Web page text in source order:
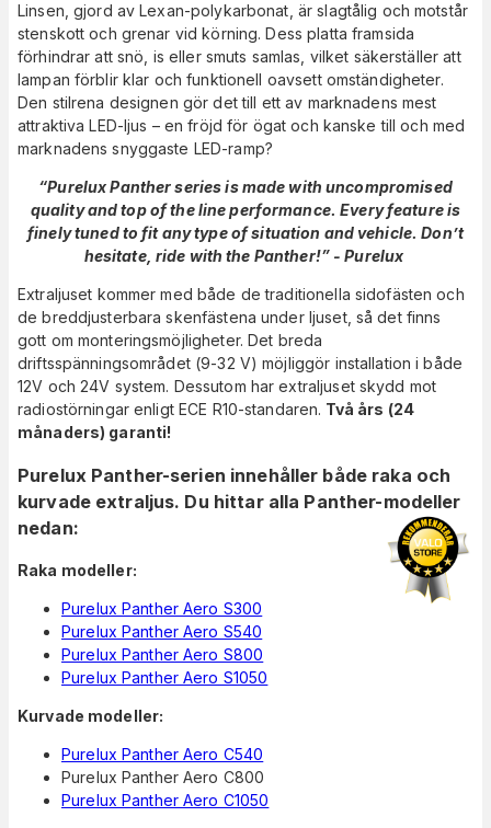
Linsen, gjord av Lexan-polykarbonat, är slagtålig och motstår
stenskott och grenar vid körning. Dess platta framsida
förhindrar att snö, is eller smuts samlas, vilket säkerställer att
lampan förblir klar och funktionell oavsett omständigheter.
Den stilrena designen gör det till ett av marknadens mest
attraktiva LED-ljus – en fröjd för ögat och kanske till och med
marknadens snyggaste LED-ramp?
“Purelux Panther series is made with uncompromised
quality and top of the line performance. Every feature is
finely tuned to fit any type of situation and vehicle. Don’t
hesitate, ride with the Panther!” - Purelux
Extraljuset kommer med både de traditionella sidofästen och
de breddjusterbara skenfästena under ljuset, så det finns
gott om monteringsmöjligheter. Det breda
driftsspänningsområdet (9-32 V) möjliggör installation i både
12V och 24V system. Dessutom har extraljuset skydd mot
radiostörningar enligt ECE R10-standaren. Två års (24
månaders) garanti!
Purelux Panther-serien innehåller både raka och
kurvade extraljus. Du hittar alla Panther-modeller
nedan:
Raka modeller:
Purelux Panther Aero S300
Purelux Panther Aero S540
Purelux Panther Aero S800
Purelux Panther Aero S1050
Kurvade modeller:
Purelux Panther Aero C540
Purelux Panther Aero C800
Purelux Panther Aero C1050